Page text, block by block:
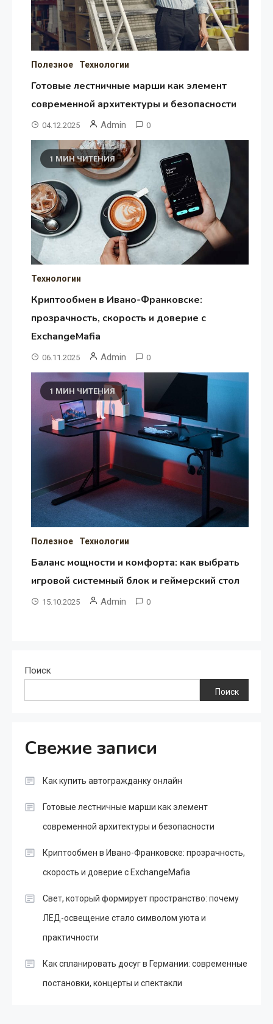
Полезное Технологии
Готовые лестничные марши как элемент
современной архитектуры и безопасности
04.12.2025 Admin 0
1 МИН ЧИТЕНИЯ
Технологии
Криптообмен в Ивано-Франковске:
прозрачность, скорость и доверие с
ExchangeMafia
06.11.2025 Admin 0
1 МИН ЧИТЕНИЯ
Полезное Технологии
Баланс мощности и комфорта: как выбрать
игровой системный блок и геймерский стол
15.10.2025 Admin 0
Поиск
Поиск
Свежие записи
Как купить автогражданку онлайн
Готовые лестничные марши как элемент
современной архитектуры и безопасности
Криптообмен в Ивано-Франковске: прозрачность,
скорость и доверие с ExchangeMafia
Свет, который формирует пространство: почему
ЛЕД-освещение стало символом уюта и
практичности
Как спланировать досуг в Германии: современные
постановки, концерты и спектакли